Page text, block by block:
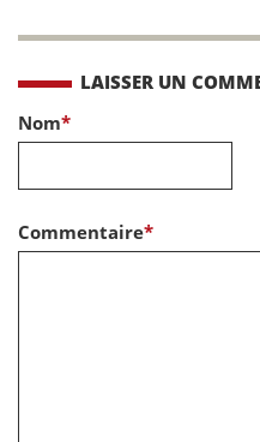
LAISSER UN
Nom*
Commentaire*